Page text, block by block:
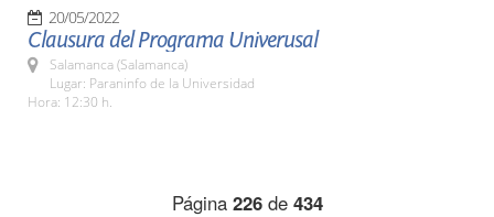
20/05/2022
Clausura del Programa Univerusal
Salamanca (Salamanca)
Lugar: Paraninfo de la Universidad
Hora: 12:30 h.
Página 226de 434